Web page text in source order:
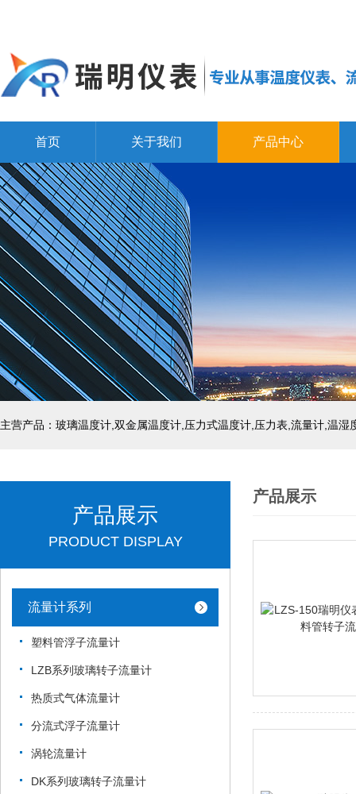
首页 关于我们 产品中心
产品展示
PRODUCT DISPLAY
流量计系列
塑料管浮子流量计
LZB系列玻璃转子流量计
热质式气体流量计
分流式浮子流量计
涡轮流量计
DK系列玻璃转子流量计
产品展示